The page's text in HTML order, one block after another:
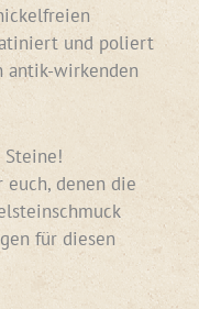
und poliert
antik-wirkenden
Steine!
denen die
für diesen